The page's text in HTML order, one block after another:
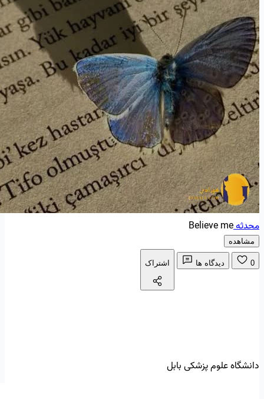
محدثهBelieve me
مشاهده
0 دیدگاه ها اشتراک
دانشگاه علوم پزشکی بابل